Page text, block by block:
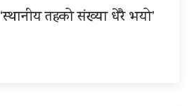
‘स्थानीय तहको संख्या धेरै भयो’